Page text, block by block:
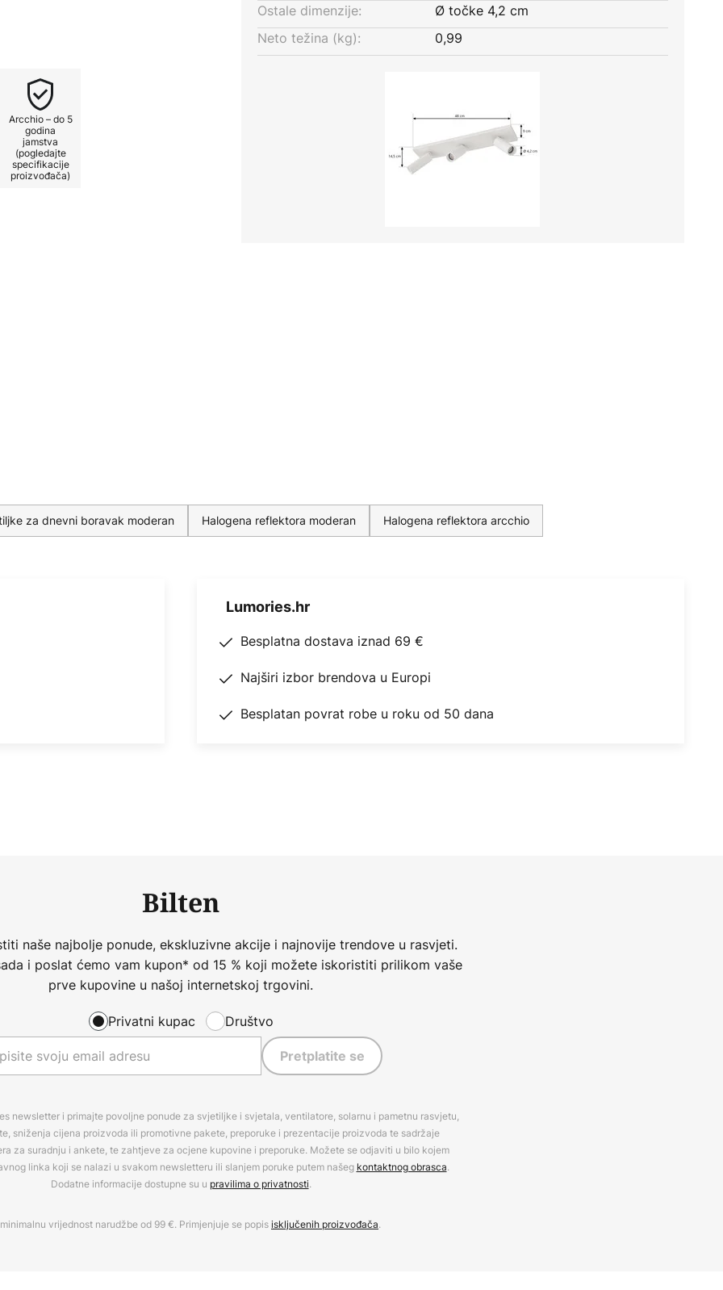
značajna značajka,
(Ø 3,5 cm, duljina 5 cm)
Arcchio – do 5
godina
jamstva
(pogledajte
specifikacije
proizvođača)
Ostale dimenzije:
Ø točke 4,2 cm
Neto težina (kg):
0,99
za dnevni boravak moderan Halogena reflektora moderan Halogena reflektora arcchio
Lumories.hr
Besplatna dostava iznad 69 €
Najširi izbor brendova u Europi
Besplatan povrat robe u roku od 50 dana
Bilten
naše najbolje ponude, ekskluzivne akcije i najnovije trendove u rasvjeti.
i poslat ćemo vam kupon* od 15 % koji možete iskoristiti prilikom vaše
prve kupovine u našoj internetskoj trgovini.
Privatni kupac Društvo
Pretplatite se
newsletter i primajte povoljne ponude za svjetiljke i svjetala, ventilatore, solarnu i pametnu rasvjetu,
sniženja cijena proizvoda ili promotivne pakete, preporuke i prezentacije proizvoda te sadržaje
za suradnju i ankete, te zahtjeve za ocjene kupovine i preporuke. Možete se odjaviti u bilo kojem
linka koji se nalazi u svakom newsletteru ili slanjem poruke putem našeg kontaktnog obrasca.
Dodatne informacije dostupne su u pravilima o privatnosti.
vrijednost narudžbe od 99 €. Primjenjuje se popisisključenih proizvođača.